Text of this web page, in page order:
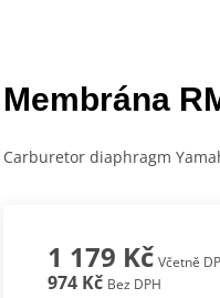
Membrána
Carburetor diaphragm
1 179 Kč Včetně
974 Kč Bez DPH